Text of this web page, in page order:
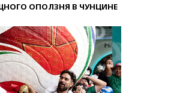
ОПОЛЗНЯ В ЧУНЦИНЕ